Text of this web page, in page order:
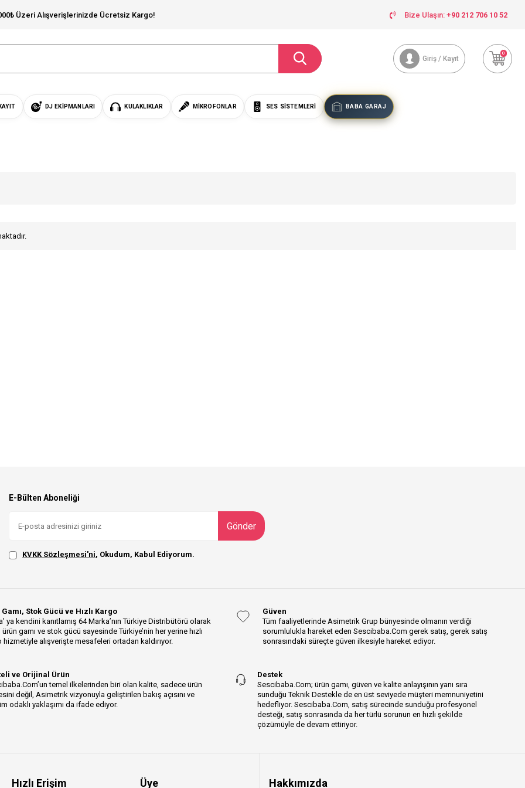
Üzeri Alışverişlerinizde Ücretsiz Kargo! Bize Ulaşın: +90 212 706 10 52
Giriş / Kayıt
0
DJ EKIPMANLARI KULAKLIKLAR MIKROFONLAR SES SISTEMLERI BABA GARAJ
E-Bülten Aboneliği
Gönder
KVKK Sözleşmesi'ni, Okudum, Kabul Ediyorum.
Stok Gücü ve Hızlı Kargo
ya kendini kanıtlamış 64 Marka’nın Türkiye Distribütörü olarak
gamı ve stok gücü sayesinde Türkiye’nin her yerine hızlı
hizmetiyle alışverişte mesafeleri ortadan kaldırıyor.
Güven
Tüm faaliyetlerinde Asimetrik Grup bünyesinde olmanın verdiği
sorumlulukla hareket eden Sescibaba.Com gerek satış, gerek satış
sonrasındaki süreçte güven ilkesiyle hareket ediyor.
ve Orijinal Ürün
temel ilkelerinden biri olan kalite, sadece ürün
değil, Asimetrik vizyonuyla geliştirilen bakış açısını ve
odaklı yaklaşımı da ifade ediyor.
Destek
Sescibaba.Com; ürün gamı, güven ve kalite anlayışının yanı sıra
sunduğu Teknik Destekle de en üst seviyede müşteri memnuniyetini
hedefliyor. Sescibaba.Com, satış sürecinde sunduğu profesyonel
desteği, satış sonrasında da her türlü sorunun en hızlı şekilde
çözümüyle de devam ettiriyor.
Hızlı Erişim Üye Hakkımızda